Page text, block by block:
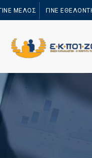
ΜΕΛΟΣ ΓΙΝΕ